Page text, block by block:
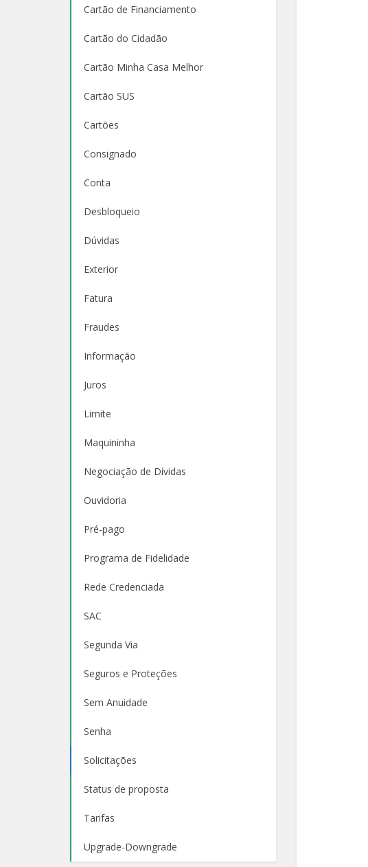
Cartão de Financiamento
Cartão do Cidadão
Cartão Minha Casa Melhor
Cartão SUS
Cartões
Consignado
Conta
Desbloqueio
Dúvidas
Exterior
Fatura
Fraudes
Informação
Juros
Limite
Maquininha
Negociação de Dívidas
Ouvidoria
Pré-pago
Programa de Fidelidade
Rede Credenciada
SAC
Segunda Via
Seguros e Proteções
Sem Anuidade
Senha
Solicitações
Status de proposta
Tarifas
Upgrade-Downgrade